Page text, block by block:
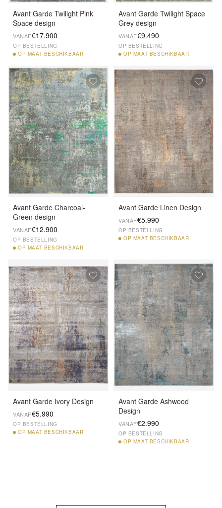
Avant Garde Twilight Pink
Space design
VANAF€17.900
OP BESTELLING
OP MAAT BESCHIKBAAR
Avant Garde Twilight Space
Grey design
VANAF€9.490
OP BESTELLING
OP MAAT BESCHIKBAAR
Avant Garde Charcoal-
Green design
VANAF€12.900
OP BESTELLING
OP MAAT BESCHIKBAAR
Avant Garde Linen Design
VANAF€5.990
OP BESTELLING
OP MAAT BESCHIKBAAR
Avant Garde Ivory Design
VANAF€5.990
OP BESTELLING
OP MAAT BESCHIKBAAR
Avant Garde Ashwood
Design
VANAF€2.990
OP BESTELLING
OP MAAT BESCHIKBAAR